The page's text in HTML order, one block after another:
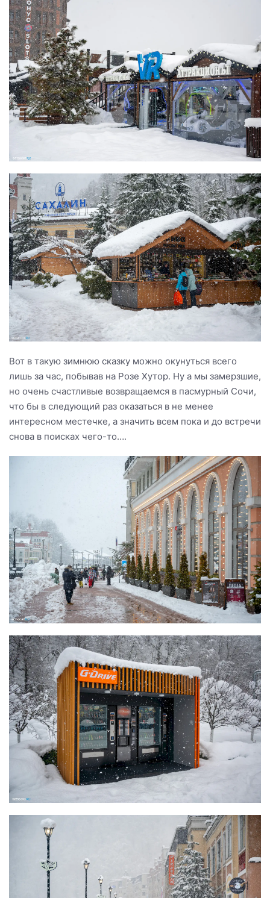
Вот в такую зимнюю сказку можно окунуться всего
лишь за час, побывав на Розе Хутор. Ну а мы замерзшие,
но очень счастливые возвращаемся в пасмурный Сочи,
что бы в следующий раз оказаться в не менее
интересном местечке, а значить всем пока и до встречи
снова в поисках чего-то….